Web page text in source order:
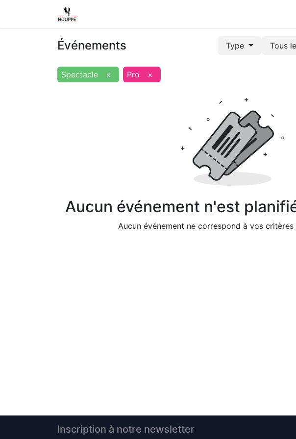
Événements Type Tous
Spectacle × Pro ×
Aucun événement n'est
Aucun événement ne correspond à vos critères
Inscription à notre newsletter